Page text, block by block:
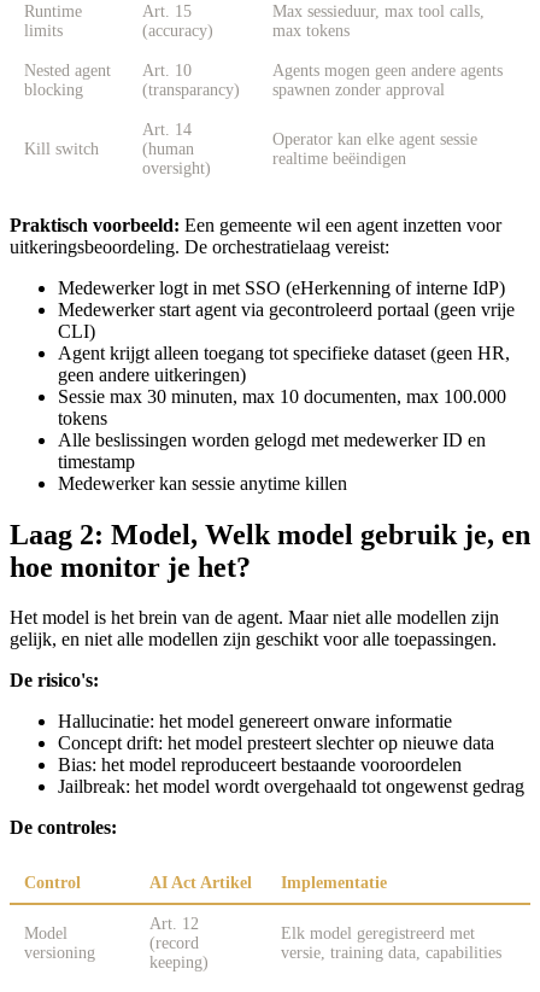
Runtime
limits
Art. 15
(accuracy)
Max sessieduur, max tool calls,
max tokens
Nested agent
blocking
Art. 10
(transparancy)
Agents mogen geen andere agents
spawnen zonder approval
Kill switch
Art. 14
(human
oversight)
Operator kan elke agent sessie
realtime beëindigen
Praktisch voorbeeld: Een gemeente wil een agent inzetten voor
uitkeringsbeoordeling. De orchestratielaag vereist:
Medewerker logt in met SSO (eHerkenning of interne IdP)
Medewerker start agent via gecontroleerd portaal (geen vrije
CLI)
Agent krijgt alleen toegang tot specifieke dataset (geen HR,
geen andere uitkeringen)
Sessie max 30 minuten, max 10 documenten, max 100.000
tokens
Alle beslissingen worden gelogd met medewerker ID en
timestamp
Medewerker kan sessie anytime killen
Laag 2: Model, Welk model gebruik je, en
hoe monitor je het?
Het model is het brein van de agent. Maar niet alle modellen zijn
gelijk, en niet alle modellen zijn geschikt voor alle toepassingen.
De risico's:
Hallucinatie: het model genereert onware informatie
Concept drift: het model presteert slechter op nieuwe data
Bias: het model reproduceert bestaande vooroordelen
Jailbreak: het model wordt overgehaald tot ongewenst gedrag
De controles:
Control AI Act Artikel Implementatie
Model
versioning
Art. 12
(record
keeping)
Elk model geregistreerd met
versie, training data, capabilities